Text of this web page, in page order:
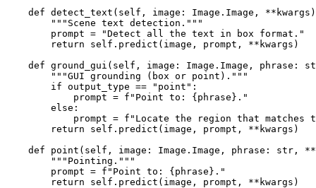
def detect_text(self, image: Image.Image,
        """Scene text detection."""
        prompt = "Detect all the text in box format."
        return self.predict(image, prompt, **kwargs)
def ground_gui(self, image: Image.Image, phrase:
        """GUI grounding (box or point)."""
        if output_type == "point":
            prompt = f"Point to: {phrase}."
        else:
prompt = f"Locate the region that matches
        return self.predict(image, prompt, **kwargs)
def point(self, image: Image.Image, phrase: str,
        """Pointing."""
        prompt = f"Point to: {phrase}."
        return self.predict(image, prompt, **kwargs)